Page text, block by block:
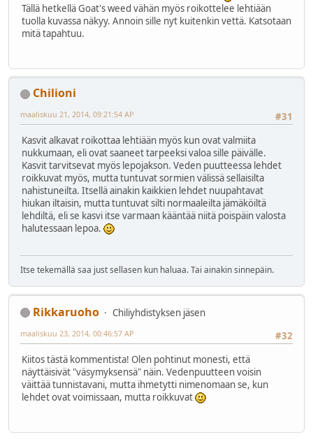
Tällä hetkellä Goat's weed vähän myös roikottelee lehtiään
tuolla kuvassa näkyy. Annoin sille nyt kuitenkin vettä. Katsotaan
mitä tapahtuu.
Chilioni
#31
maaliskuu 21, 2014, 09:21:54 AP
Kasvit alkavat roikottaa lehtiään myös kun ovat valmiita
nukkumaan, eli ovat saaneet tarpeeksi valoa sille päivälle.
Kasvit tarvitsevat myös lepojakson. Veden puutteessa lehdet
roikkuvat myös, mutta tuntuvat sormien välissä sellaisilta
nahistuneilta. Itsellä ainakin kaikkien lehdet nuupahtavat
hiukan iltaisin, mutta tuntuvat silti normaaleilta jämäköiltä
lehdiltä, eli se kasvi itse varmaan kääntää niitä poispäin valosta
halutessaan lepoa.
Itse tekemällä saa just sellasen kun haluaa. Tai ainakin sinnepäin.
Rikkaruoho
Chiliyhdistyksen jäsen
#32
maaliskuu 23, 2014, 00:46:57 AP
Kiitos tästä kommentista! Olen pohtinut monesti, että
näyttäisivät "väsymyksensä" näin. Vedenpuutteen voisin
väittää tunnistavani, mutta ihmetytti nimenomaan se, kun
lehdet ovat voimissaan, mutta roikkuvat